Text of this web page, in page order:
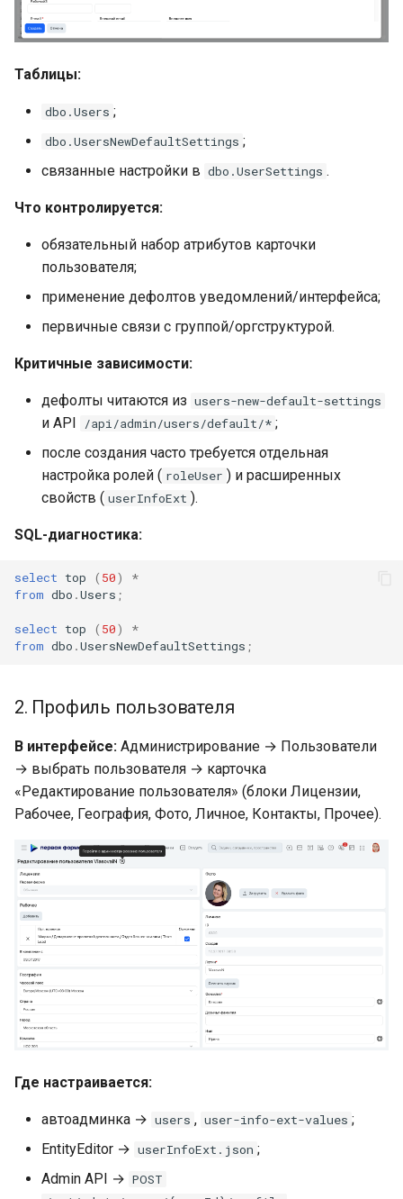
Таблицы:
dbo.Users ;
dbo.UsersNewDefaultSettings ;
связанные настройки в dbo.UserSettings .
Что контролируется:
обязательный набор атрибутов карточки
пользователя;
применение дефолтов уведомлений/интерфейса;
первичные связи с группой/оргструктурой.
Критичные зависимости:
дефолты читаются из users-new-default-settings
и API /api/admin/users/default/* ;
после создания часто требуется отдельная
настройка ролей ( roleUser ) и расширенных
свойств ( userInfoExt ).
SQL-диагностика:
select top ( 50)
*
from dbo .Users ;
select top ( 50)
*
from dbo .UsersNewDefaultSettings ;
2. Профиль пользователя
В интерфейсе: Администрирование → Пользователи
→ выбрать пользователя → карточка
«Редактирование пользователя» (блоки Лицензии,
Рабочее, География, Фото, Личное, Контакты, Прочее).
Где настраивается:
автоадминка → users , user-info-ext-values ;
EntityEditor → userInfoExt.json ;
Admin API → POST